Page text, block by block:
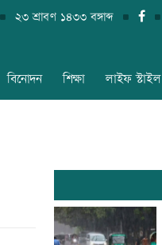
২৩ শ্রাবণ ১৪৩৩ বঙ্গাব্দ
বিনোদন শিক্ষা লাইফ স্টাইল